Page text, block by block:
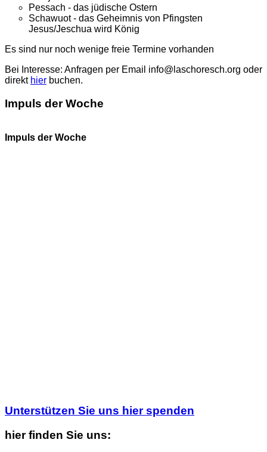
Pessach - das jüdische Ostern
Schawuot - das Geheimnis von Pfingsten
Jesus/Jeschua wird König
Es sind nur noch wenige freie Termine vorhanden
Bei Interesse: Anfragen per Email info@laschoresch.org oder
direkt hier buchen.
Impuls der Woche
Impuls der Woche
Unterstützen Sie uns hier spenden
hier finden Sie uns: